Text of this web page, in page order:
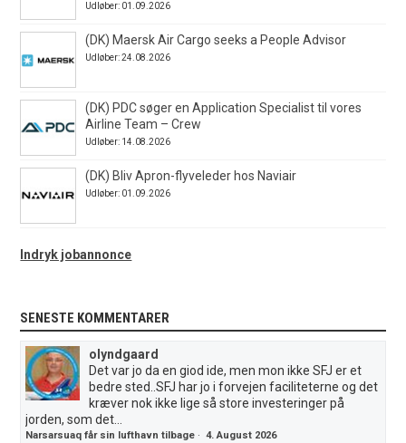
Udløber: 01.09.2026
(DK) Maersk Air Cargo seeks a People Advisor
Udløber: 24.08.2026
(DK) PDC søger en Application Specialist til vores
Airline Team – Crew
Udløber: 14.08.2026
(DK) Bliv Apron-flyveleder hos Naviair
Udløber: 01.09.2026
Indryk jobannonce
SENESTE KOMMENTARER
olyndgaard
Det var jo da en giod ide, men mon ikke SFJ er et
bedre sted..SFJ har jo i forvejen faciliteterne og det
kræver nok ikke lige så store investeringer på
jorden, som det...
Narsarsuaq får sin lufthavn tilbage ·4. August 2026